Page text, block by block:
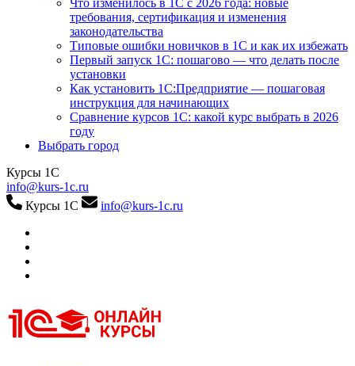
Что изменилось в 1С с 2026 года: новые
требования, сертификация и изменения
законодательства
Типовые ошибки новичков в 1С и как их избежать
Первый запуск 1С: пошагово — что делать после
установки
Как установить 1С:Предприятие — пошаговая
инструкция для начинающих
Сравнение курсов 1С: какой курс выбрать в 2026
году
Выбрать город
Курсы 1С
info@kurs-1c.ru
Курсы 1С
info@kurs-1c.ru